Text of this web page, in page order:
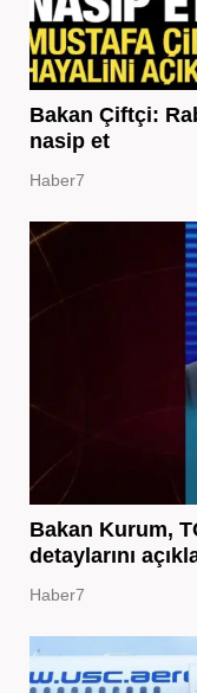
Bakan Çiftçi:
nasip et
Haber7
Bakan Kurum,
detaylarını
Haber7